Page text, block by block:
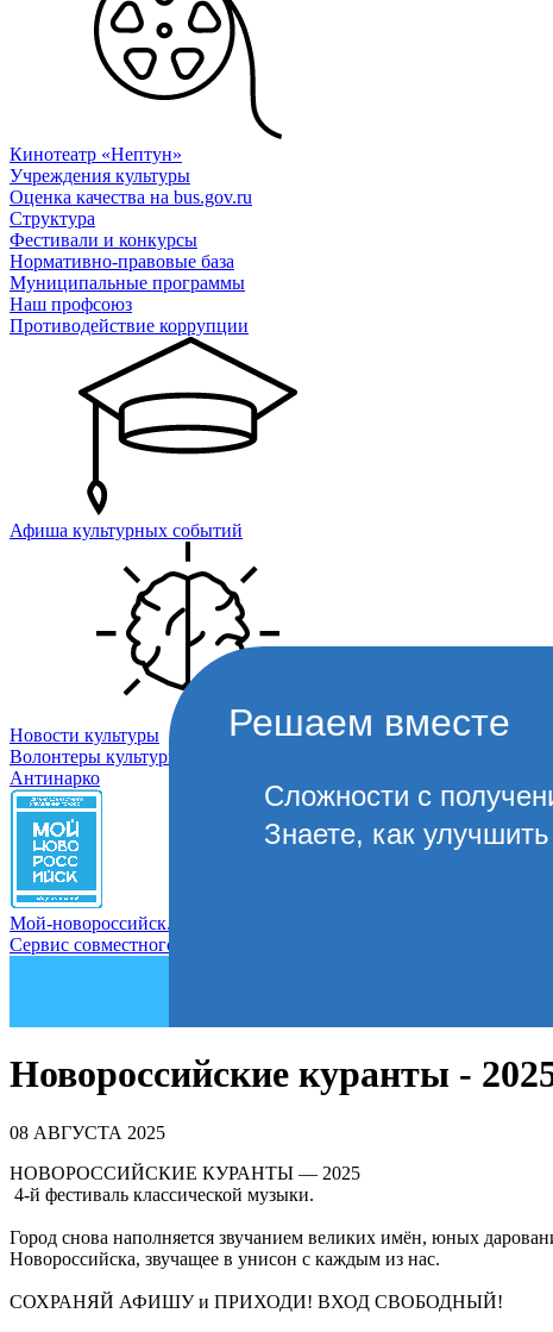
Кинотеатр «Нептун»
Учреждения культуры
Оценка качества на bus.gov.ru
Структура
Фестивали и конкурсы
Нормативно-правовые база
Муниципальные программы
Наш профсоюз
Противодействие коррупции
Афиша культурных событий
Новости культуры
Волонтеры культуры
Антинарко
Мой-новороссийск.рф
Сервис совместного управления городом
Решаем вместе
Сложности с
Знаете, как
Новороссийские куранты -
08 АВГУСТА 2025
НОВОРОССИЙСКИЕ КУРАНТЫ — 2025
4-й фестиваль классической музыки.
Город снова наполняется звучанием великих имён, юных
Новороссийска, звучащее в унисон с каждым из нас.
СОХРАНЯЙ АФИШУ и ПРИХОДИ! ВХОД СВОБОДНЫЙ!